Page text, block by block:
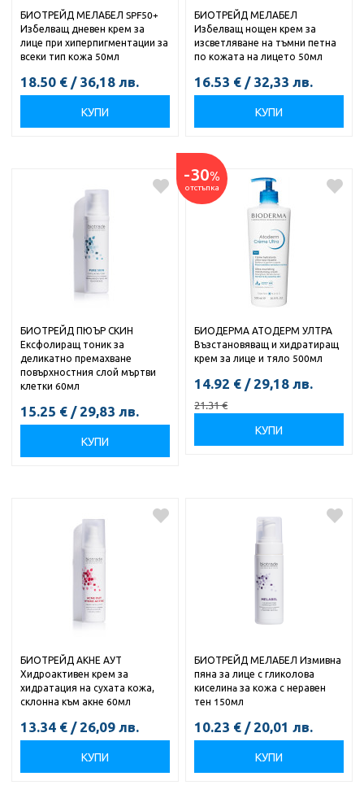
БИОТРЕЙД МЕЛАБЕЛ SPF50+
Избелващ дневен крем за
лице при хиперпигментации за
всеки тип кожа 50мл
18.50 € / 36,18 лв.
КУПИ
БИОТРЕЙД МЕЛАБЕЛ
Избелващ нощен крем за
изсветляване на тъмни петна
по кожата на лицето 50мл
16.53 € / 32,33 лв.
КУПИ
БИОТРЕЙД ПЮЪР СКИН
Ексфолиращ тоник за
деликатно премахване
повърхностния слой мъртви
клетки 60мл
15.25 € / 29,83 лв.
КУПИ
-30%
отстъпка
БИОДЕРМА АТОДЕРМ УЛТРА
Възстановяващ и хидратиращ
крем за лице и тяло 500мл
14.92 € / 29,18 лв.
21.31€
КУПИ
БИОТРЕЙД АКНЕ АУТ
Хидроактивен крем за
хидратация на сухата кожа,
склонна към акне 60мл
13.34 € / 26,09 лв.
КУПИ
БИОТРЕЙД МЕЛАБЕЛ Измивна
пяна за лице с гликолова
киселинa за кожа с неравен
тен 150мл
10.23 € / 20,01 лв.
КУПИ